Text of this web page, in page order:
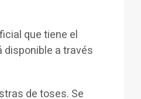
que tiene el
a través
de toses. Se